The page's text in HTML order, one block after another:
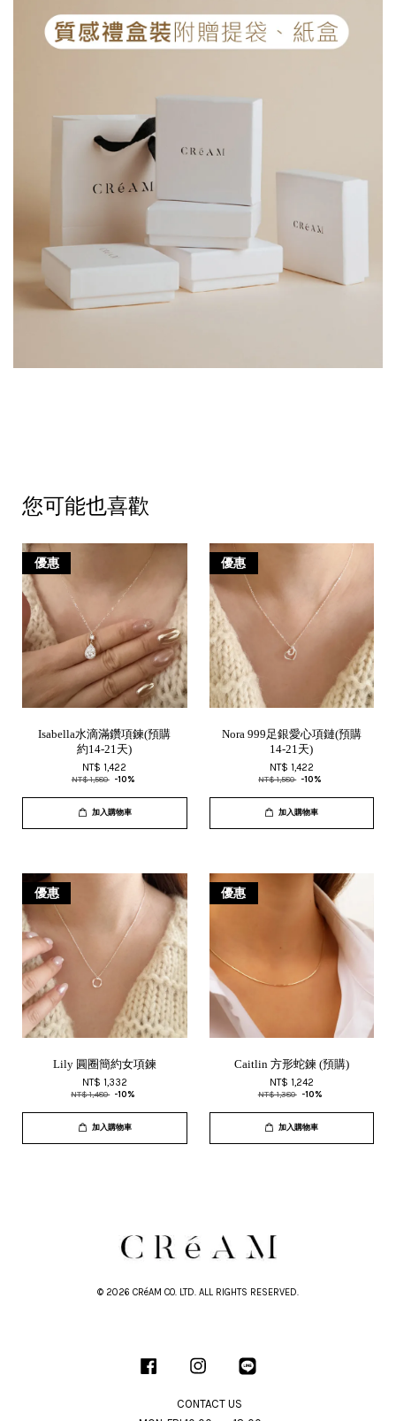
您可能也喜歡
優惠
Isabella水滴滿鑽項鍊(預購
約14-21天)
NT$ 1,422
NT$ 1,580 -10%
加入購物車
優惠
Nora 999足銀愛心項鏈(預購
14-21天)
NT$ 1,422
NT$ 1,580 -10%
加入購物車
優惠
Lily 圓圈簡約女項鍊
NT$ 1,332
NT$ 1,480 -10%
加入購物車
優惠
Caitlin 方形蛇鍊 (預購)
NT$ 1,242
NT$ 1,380 -10%
加入購物車
© 2026 CRéAM CO. LTD. ALL RIGHTS RESERVED.
Facebook Instagram
CONTACT US